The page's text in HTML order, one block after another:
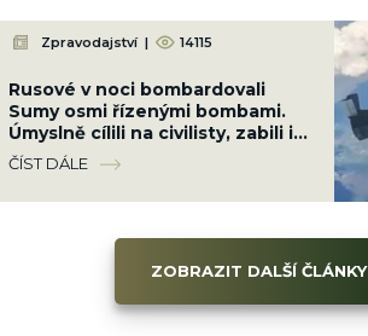
Zpravodajství | 14115
Rusové v noci bombardovali
Sumy osmi řízenými bombami.
Úmyslně cílili na civilisty, zabili i
dvě malé holčičky
ČÍST DÁLE
ZOBRAZIT DALŠÍ ČLÁNKY